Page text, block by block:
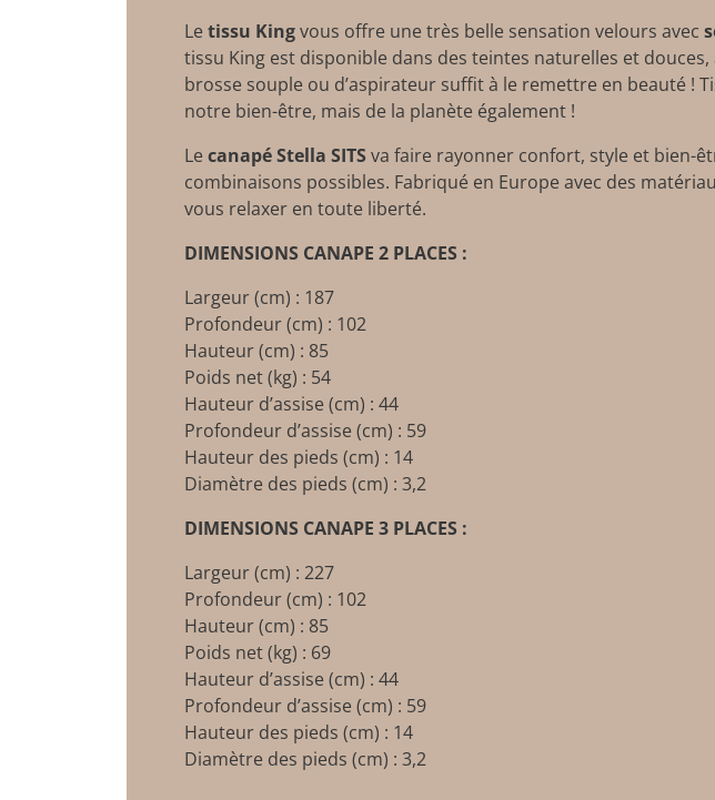
Le tissu Kingvous offre une très belle sensation velours avec
tissu King est disponible dans des teintes naturelles et
brosse souple ou d’aspirateur suffit à le remettre en beauté !
notre bien-être, mais de la planète également !
Le canapé Stella SITSva faire rayonner confort, style et bien-
combinaisons possibles. Fabriqué en Europe avec des
vous relaxer en toute liberté.
DIMENSIONS CANAPE 2 PLACES :
Largeur (cm) : 187
Profondeur (cm) : 102
Hauteur (cm) : 85
Poids net (kg) : 54
Hauteur d’assise (cm) : 44
Profondeur d’assise (cm) : 59
Hauteur des pieds (cm) : 14
Diamètre des pieds (cm) : 3,2
DIMENSIONS CANAPE 3 PLACES :
Largeur (cm) : 227
Profondeur (cm) : 102
Hauteur (cm) : 85
Poids net (kg) : 69
Hauteur d’assise (cm) : 44
Profondeur d’assise (cm) : 59
Hauteur des pieds (cm) : 14
Diamètre des pieds (cm) : 3,2